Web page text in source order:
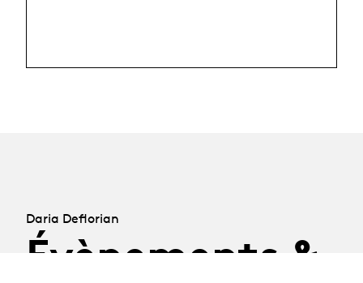
Daria Deflorian
Évènements &